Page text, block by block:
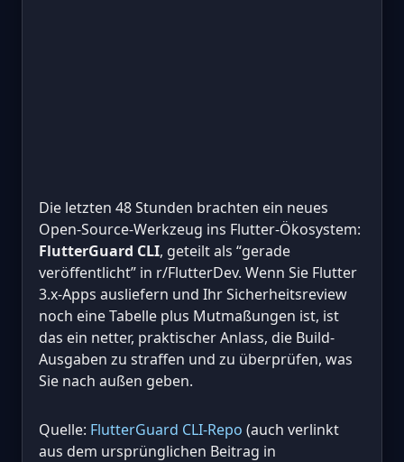
Die letzten 48 Stunden brachten ein neues
Open-Source-Werkzeug ins Flutter-Ökosystem:
FlutterGuard CLI, geteilt als “gerade
veröffentlicht” in r/FlutterDev. Wenn Sie Flutter
3.x-Apps ausliefern und Ihr Sicherheitsreview
noch eine Tabelle plus Mutmaßungen ist, ist
das ein netter, praktischer Anlass, die Build-
Ausgaben zu straffen und zu überprüfen, was
Sie nach außen geben.
Quelle: FlutterGuard CLI-Repo (auch verlinkt
aus dem ursprünglichen Beitrag in